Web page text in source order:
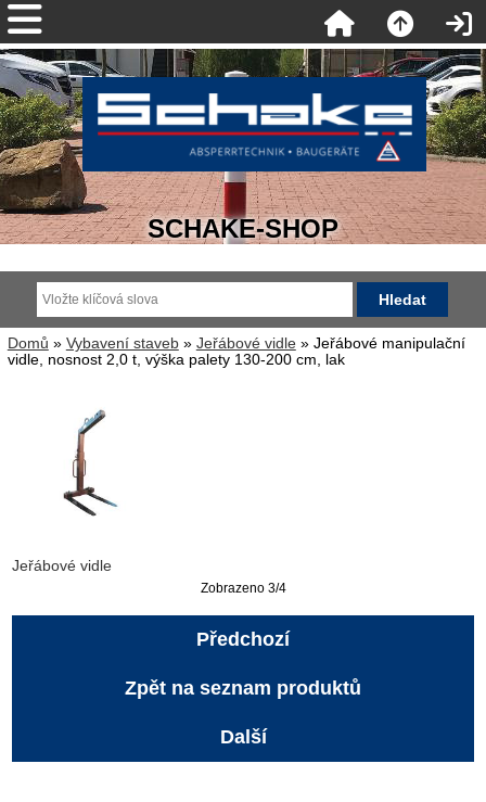
SCHAKE-SHOP
Domů » Vybavení staveb» Jeřábové vidle» Jeřábové manipulační
vidle, nosnost 2,0 t, výška palety 130-200 cm, lak
Jeřábové vidle
Zobrazeno 3/4
Předchozí
Zpět na seznam produktů
Další